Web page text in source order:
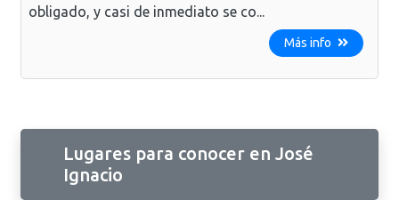
obligado, y casi de inmediato se co...
Más info
Lugares para conocer en José
Ignacio